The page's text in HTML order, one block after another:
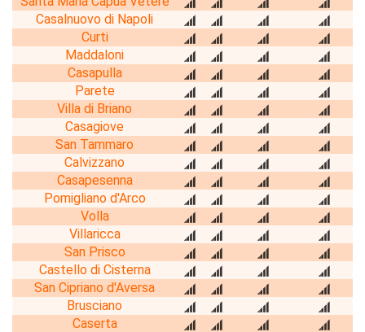
Casalnuovo di Napoli
Curti
Maddaloni
Casapulla
Parete
Villa di Briano
Casagiove
San Tammaro
Calvizzano
Casapesenna
Pomigliano d'Arco
Volla
Villaricca
San Prisco
Castello di Cisterna
San Cipriano d'Aversa
Brusciano
Caserta